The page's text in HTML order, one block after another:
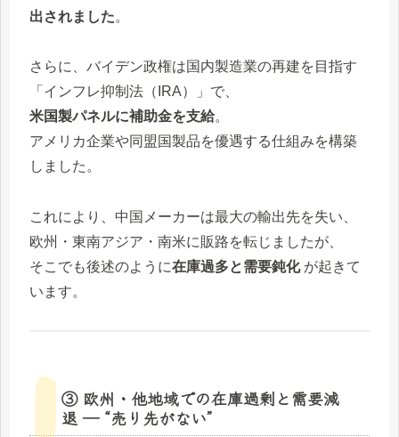
出されました。
さらに、バイデン政権は国内製造業の再建を目指す
「インフレ抑制法（IRA）」で、
米国製パネルに補助金を支給。
アメリカ企業や同盟国製品を優遇する仕組みを構築
しました。
これにより、中国メーカーは最大の輸出先を失い、
欧州・東南アジア・南米に販路を転じましたが、
そこでも後述のように在庫過多と需要鈍化が起きて
います。
③ 欧州・他地域での在庫過剰と需要減
退 ― “売り先がない”